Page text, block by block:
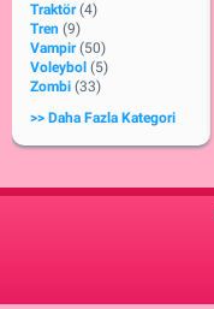
Traktör (4)
Tren (9)
Vampir (50)
Voleybol (5)
Zombi (33)
>> Daha Fazla Kategori